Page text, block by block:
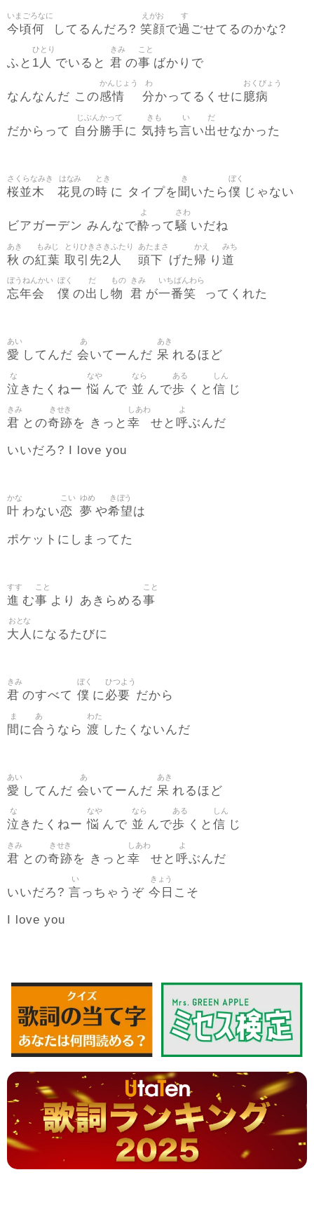
今頃何
いまごろなに
してるんだろ? 笑顔
えがお
で過
す
ごせてるのかな?
ふと 1人
ひとり
でいると 君
きみ
の事
こと
ばかりで
なんなんだ この感情
かんじょう
分
わ
かってるくせに臆病
おくびょう
だからって 自分勝手
じぶんかって
に 気持
きも
ち言
い
い出
だ
せなかった
桜並木
さくらなみき
花見
はなみ
の時
とき
に タイプを 聞
き
いたら僕
ぼく
じゃない
ビアガーデン みんなで酔
よ
って騒
さわ
いだね
秋
あき
の紅葉
もみじ
取引先2人
とりひきさきふたり
頭下
あたまさ
げた 帰
かえ
り 道
みち
忘年会
ぼうねんかい
僕
ぼく
の出
だ
し物
もの
君
きみ
が一番笑
いちばんわら
ってくれた
愛
あい
してんだ 会
あ
いてーんだ 呆
あき
れるほど
泣
な
きたくねー悩
なや
んで 並
なら
んで歩
ある
くと 信
しん
じ
君
きみ
との奇跡
きせき
を きっと 幸
しあわ
せと 呼
よ
ぶんだ
いいだろ? I love you
叶
かな
わない恋
こい
夢
ゆめ
や希望
きぼう
は
ポケットにしまってた
進
すす
む事
こと
より あきらめる事
こと
大人
おとな
になるたびに
君
きみ
のすべて 僕
ぼく
に必要
ひつよう
だから
間
ま
に合
あ
うなら 渡
わた
したくないんだ
愛
あい
してんだ 会
あ
いてーんだ 呆
あき
れるほど
泣
な
きたくねー悩
なや
んで 並
なら
んで歩
ある
くと 信
しん
じ
君
きみ
との奇跡
きせき
を きっと 幸
しあわ
せと 呼
よ
ぶんだ
いいだろ? 言
い
っちゃうぞ 今日
きょう
こそ
I love you